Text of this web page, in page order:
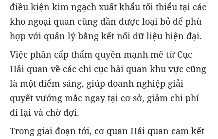
điều kiện kim ngạch xuất khẩu tối thiểu tại các
kho ngoại quan cũng dần được loại bỏ để phù
hợp với quản lý bằng kết nối dữ liệu hiện đại.
Việc phân cấp thẩm quyền mạnh mẽ từ Cục
Hải quan về các chi cục hải quan khu vực cũng
là một điểm sáng, giúp doanh nghiệp giải
quyết vướng mắc ngay tại cơ sở, giảm chi phí
đi lại và chờ đợi.
Trong giai đoạn tới, cơ quan Hải quan cam kết